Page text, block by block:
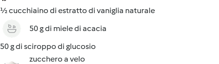
½ cucchiaino di estratto di vaniglia naturale
50 g di miele di acacia
50 g di sciroppo di glucosio
zucchero a velo